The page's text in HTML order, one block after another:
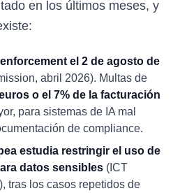
en los últimos meses, y
el 2 de agosto de
abril 2026). Multas de
o el 7% de la facturación
para sistemas de IA mal
de compliance.
estudia restringir el uso de
datos sensibles (ICT
tras los casos repetidos de